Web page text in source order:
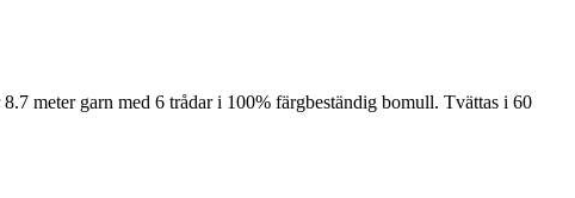
meter garn med 6 trådar i 100% färgbeständig bomull. Tvättas i 60